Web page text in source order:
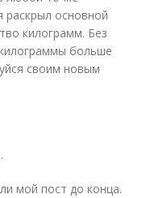
раскрыл основной
килограмм. Без
больше
своим новым
мой пост до конца.